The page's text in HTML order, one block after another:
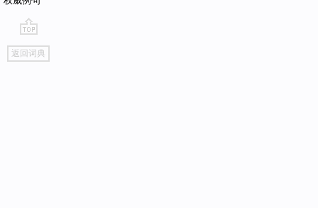
go
top
返回词典